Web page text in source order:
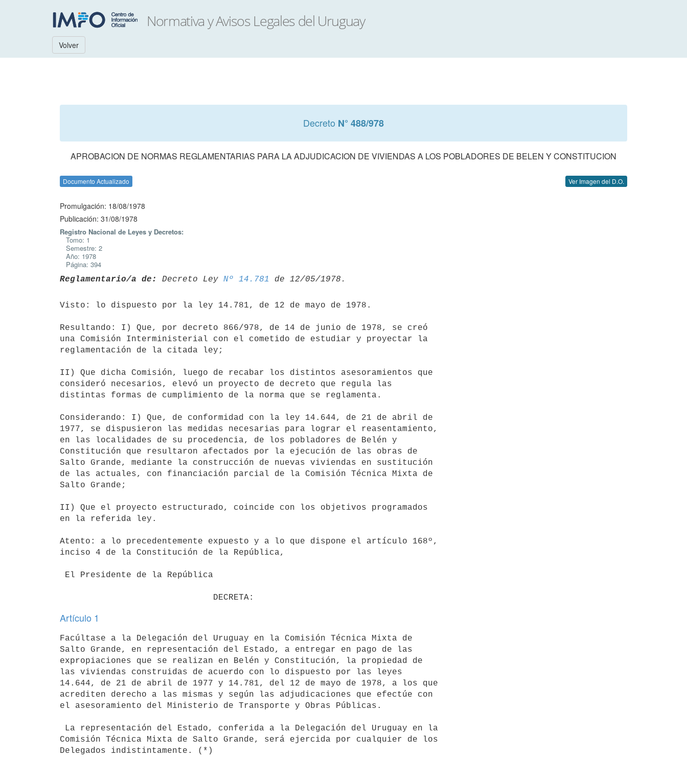
Volver
Decreto N° 488/978
APROBACION DE NORMAS REGLAMENTARIAS PARA LA ADJUDICACION DE VIVIENDAS A LOS POBLADORES DE BELEN Y CONSTITUCION
Documento Actualizado Ver Imagen del D.O.
Promulgación: 18/08/1978
Publicación: 31/08/1978
Registro Nacional de Leyes y Decretos:
Tomo: 1
Semestre: 2
Año: 1978
Página: 394
Reglamentario/a de: Decreto Ley Nº 14.781
Visto: lo dispuesto por la ley 14.781, de 12 de mayo de 1978.
Resultando: I) Que, por decreto 866/978, de 14 de junio de 1978, se creó
una Comisión Interministerial con el cometido de estudiar y proyectar la
reglamentación de la citada ley;
II) Que dicha Comisión, luego de recabar los distintos asesoramientos que
consideró necesarios, elevó un proyecto de decreto que regula las
distintas formas de cumplimiento de la norma que se reglamenta.
Considerando: I) Que, de conformidad con la ley 14.644, de 21 de abril de
1977, se dispusieron las medidas necesarias para lograr el reasentamiento,
en las localidades de su procedencia, de los pobladores de Belén y
Constitución que resultaron afectados por la ejecución de las obras de
Salto Grande, mediante la construcción de nuevas viviendas en sustitución
de las actuales, con financiación parcial de la Comisión Técnica Mixta de
Salto Grande;
II) Que el proyecto estructurado, coincide con los objetivos programados
en la referida ley.
Atento: a lo precedentemente expuesto y a lo que dispone el artículo 168º,
inciso 4 de la Constitución de la República,
Artículo 1
Facúltase a la Delegación del Uruguay en la Comisión Técnica Mixta de
Salto Grande, en representación del Estado, a entregar en pago de las
expropiaciones que se realizan en Belén y Constitución, la propiedad de
las viviendas construidas de acuerdo con lo dispuesto por las leyes
14.644, de 21 de abril de 1977 y 14.781, del 12 de mayo de 1978, a los que
acrediten derecho a las mismas y según las adjudicaciones que efectúe con
el asesoramiento del Ministerio de Transporte y Obras Públicas.
Comisión Técnica Mixta de Salto Grande, será ejercida por cualquier de los